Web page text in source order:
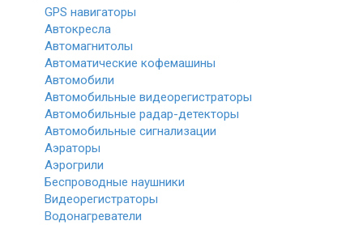
GPS навигаторы
Автокресла
Автомагнитолы
Автоматические кофемашины
Автомобили
Автомобильные видеорегистраторы
Автомобильные радар-детекторы
Автомобильные сигнализации
Аэраторы
Аэрогрили
Беспроводные наушники
Видеорегистраторы
Водонагреватели